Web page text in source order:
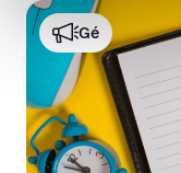
Gé